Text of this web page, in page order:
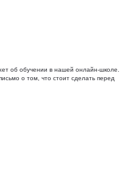
об обучении в нашей онлайн-школе.
о том, что стоит сделать перед